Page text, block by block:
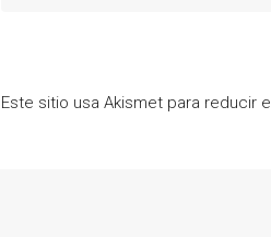
Este sitio usa Akismet para reducir